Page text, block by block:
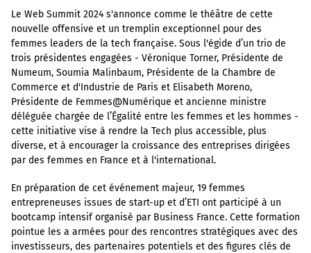
Le Web Summit 2024 s'annonce comme le théâtre de cette
nouvelle offensive et un tremplin exceptionnel pour des
femmes leaders de la tech française. Sous l'égide d’un trio de
trois présidentes engagées - Véronique Torner, Présidente de
Numeum, Soumia Malinbaum, Présidente de la Chambre de
Commerce et d'Industrie de Paris et Elisabeth Moreno,
Présidente de Femmes@Numérique et ancienne ministre
déléguée chargée de l’Égalité entre les femmes et les hommes -
cette initiative vise à rendre la Tech plus accessible, plus
diverse, et à encourager la croissance des entreprises dirigées
par des femmes en France et à l'international.
En préparation de cet événement majeur, 19 femmes
entrepreneuses issues de start-up et d’ETI ont participé à un
bootcamp intensif organisé par Business France. Cette formation
pointue les a armées pour des rencontres stratégiques avec des
investisseurs, des partenaires potentiels et des figures clés de